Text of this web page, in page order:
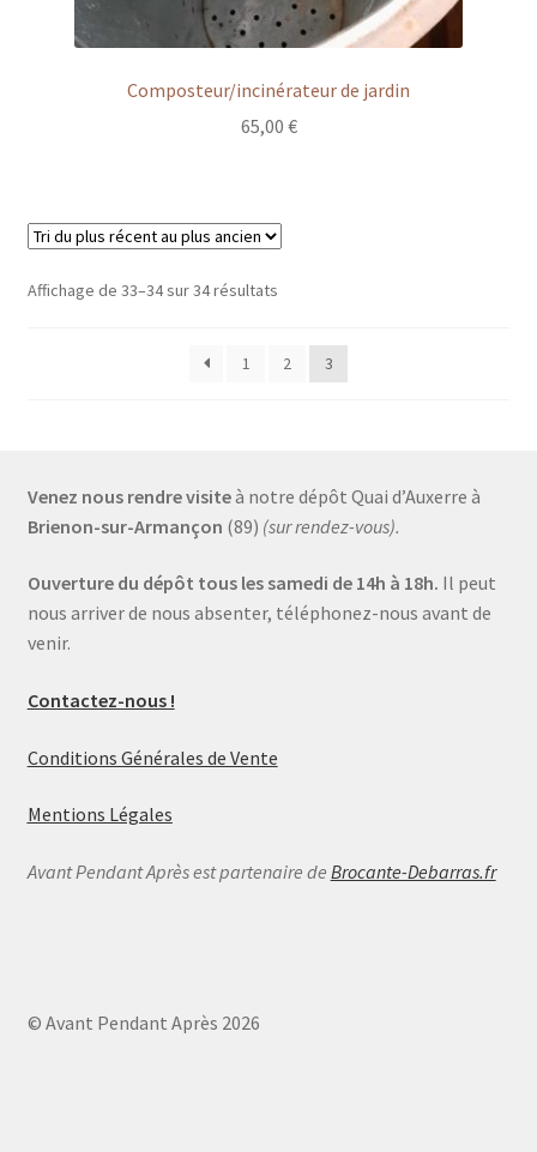
Composteur/incinérateur de jardin
65,00 €
Affichage de 33–34 sur 34 résultats
1 2 3
Venez nous rendre visiteà notre dépôt Quai d’Auxerre à
Brienon-sur-Armançon (89) (sur rendez-vous).
Ouverture du dépôt tous les samedi de 14h à 18h. Il peut
nous arriver de nous absenter, téléphonez-nous avant de
venir.
Contactez-nous !
Conditions Générales de Vente
Mentions Légales
Avant Pendant Après est partenaire de Brocante-Debarras.fr
© Avant Pendant Après 2026